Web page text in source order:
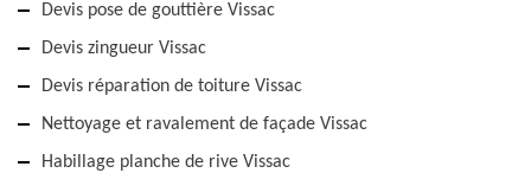
Devis pose de gouttière Vissac
Devis zingueur Vissac
Devis réparation de toiture Vissac
Nettoyage et ravalement de façade Vissac
Habillage planche de rive Vissac